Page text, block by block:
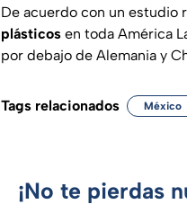
De acuerdo con un estudio
plásticos en toda América
por debajo de Alemania y
Tags relacionados México
¡No te pierdas